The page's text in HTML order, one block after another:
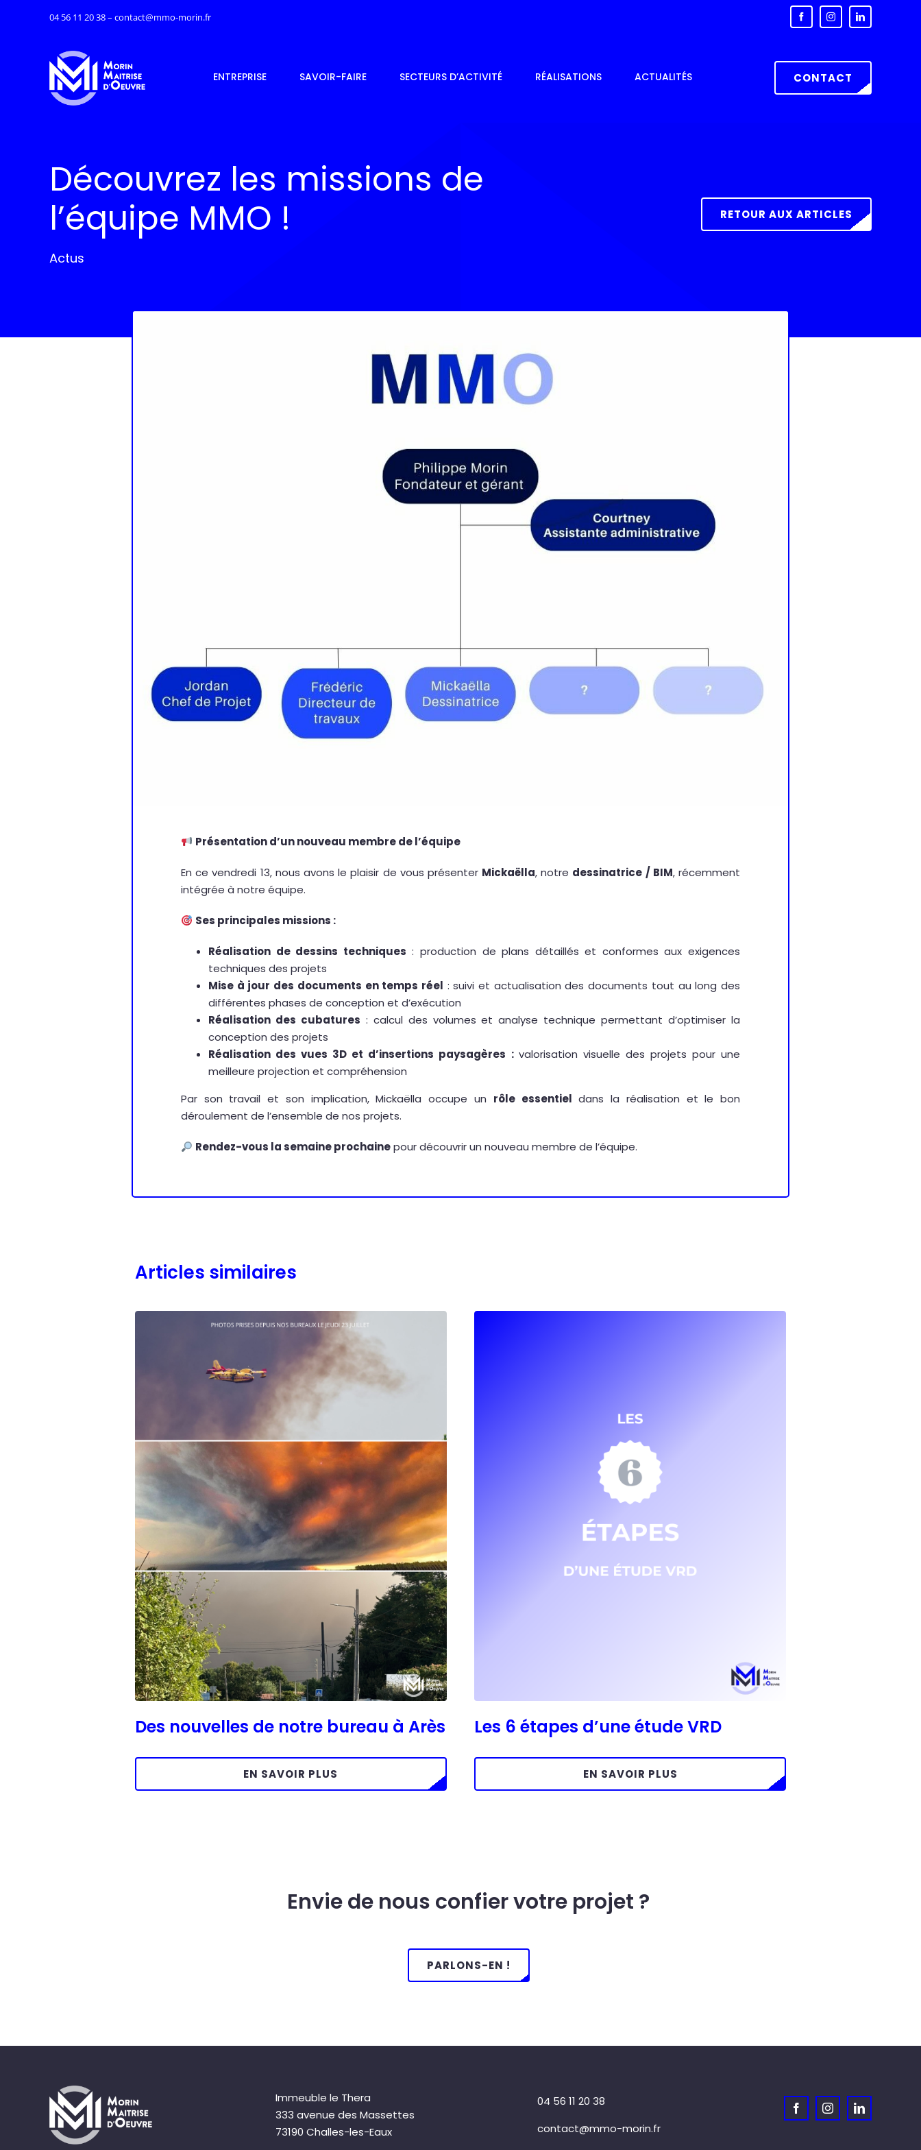
04 56 11 20 38 – contact@mmo-morin.fr
ENTREPRISE SAVOIR-FAIRE SECTEURS D’ACTIVITÉ RÉALISATIONS ACTUALITÉS CONTACT
Découvrez les missions de
l’équipe MMO !
Actus
RETOUR AUX ARTICLES
Présentation d’un nouveau membre de l’équipe
En ce vendredi 13, nous avons le plaisir de vous présenter Mickaëlla, notre dessinatrice / BIM, récemment
intégrée à notre équipe.
Ses principales missions :
Réalisation de dessins techniques : production de plans détaillés et conformes aux exigences
techniques des projets
Mise à jour des documents en temps réel : suivi et actualisation des documents tout au long des
différentes phases de conception et d’exécution
Réalisation des cubatures : calcul des volumes et analyse technique permettant d’optimiser la
conception des projets
Réalisation des vues 3D et d’insertions paysagères : valorisation visuelle des projets pour une
meilleure projection et compréhension
Par son travail et son implication, Mickaëlla occupe un rôle essentiel dans la réalisation et le bon
déroulement de l’ensemble de nos projets.
Rendez-vous la semaine prochainepour découvrir un nouveau membre de l’équipe.
Articles similaires
Des nouvelles de notre bureau à Arès
EN SAVOIR PLUS
Les 6 étapes d’une étude VRD
EN SAVOIR PLUS
Envie de nous confier votre projet ?
PARLONS-EN !
Immeuble le Thera
333 avenue des Massettes
73190 Challes-les-Eaux
04 56 11 20 38
contact@mmo-morin.fr